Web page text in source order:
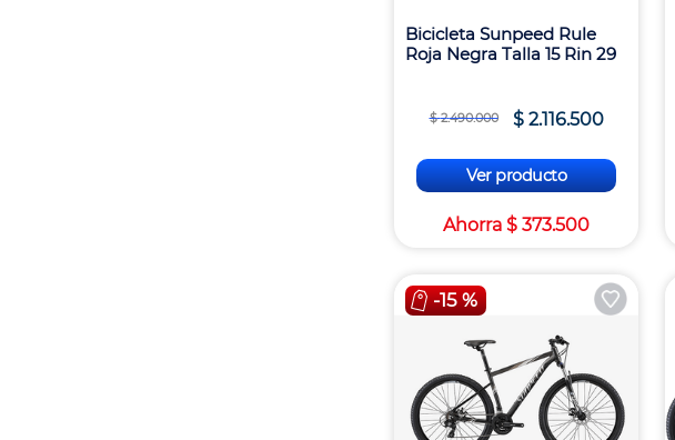
Bicicleta Sunpeed Rule
Roja Negra Talla 15 Rin 29
$ 2.490.000 $ 2.116.500
Ver producto
Ahorra $ 373.500
-15 %